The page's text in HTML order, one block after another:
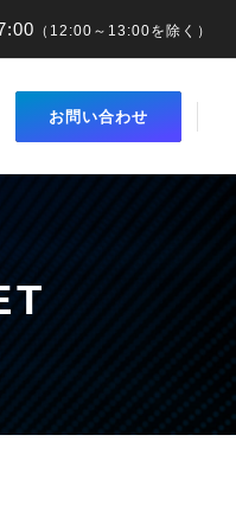
（12:00～13:00を除く）
お問い合わせ